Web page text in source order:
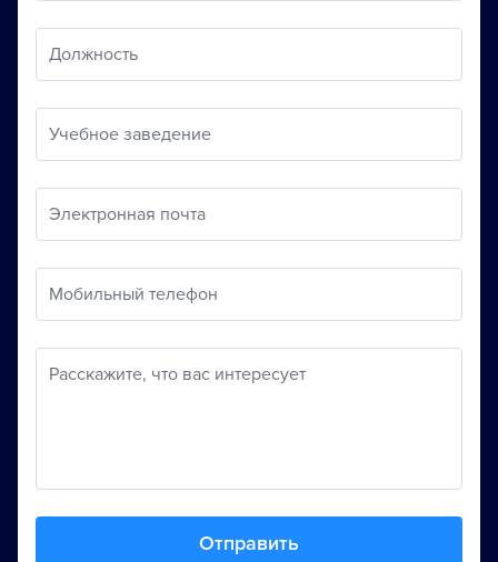
Должность
Учебное заведение
Электронная почта
Мобильный телефон
Расскажите, что вас интересует
Отправить